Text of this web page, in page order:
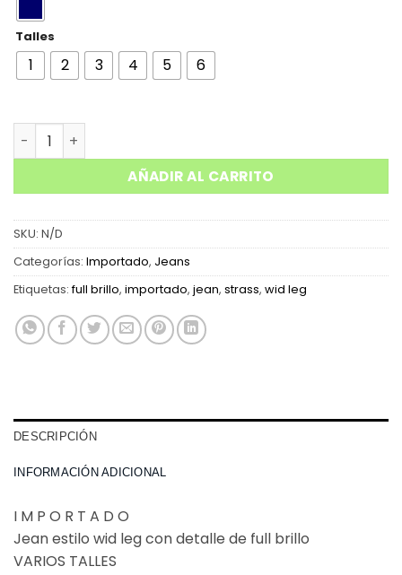
Talles
1 2 3 4 5 6
JEAN WID LEG STRASS - A25R08 cantidad
AÑADIR AL CARRITO
SKU: N/D
Categorías: Importado, Jeans
Etiquetas:full brillo, importado, jean, strass, wid leg
DESCRIPCIÓN
INFORMACIÓN ADICIONAL
I M P O R T A D O
Jean estilo wid leg con detalle de full brillo
VARIOS TALLES